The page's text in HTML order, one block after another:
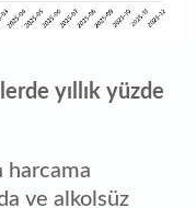
yıllık yüzde
harcama
ve alkolsüz